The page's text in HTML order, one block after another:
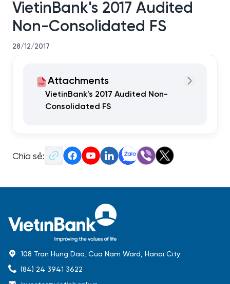
VietinBank's 2017 Audited
Non-Consolidated FS
28/12/2017
Attachments
VietinBank's 2017 Audited Non-
Consolidated FS
Chia sẻ:
108 Tran Hung Dao, Cua Nam Ward, Hanoi City
(84) 24 3941 3622